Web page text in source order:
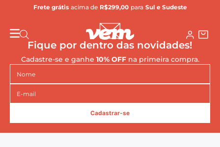
Frete grátis acima de R$299,00 para Sul e Sudeste
Fique por dentro das novidades!
Cadastre-se e ganhe 10% OFFna primeira compra.
Cadastrar-se